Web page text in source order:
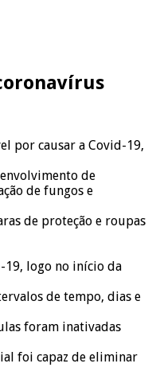
por causar a Covid-19,
de
de fungos e
de proteção e roupas
19, logo no início da
de tempo, dias e
foram inativadas
foi capaz de eliminar